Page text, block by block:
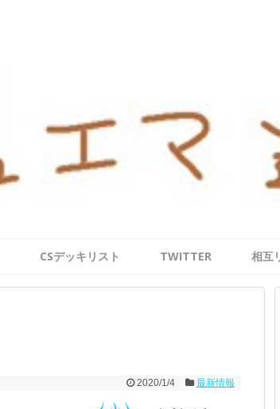
CSデッキリスト TWITTER 相互
2020/1/4 最新情報